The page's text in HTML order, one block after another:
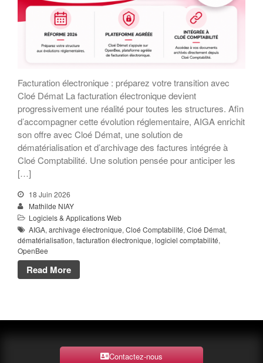
Facturation électronique : préparez votre transition avec
Cloé Démat La facturation électronique devient
progressivement une réalité pour toutes les structures. Afin
d’accompagner cette évolution réglementaire, AIGA enrichit
son offre avec Cloé Démat, une solution de
dématérialisation et d’archivage des factures intégrée à
Cloé Comptabilité. Une solution pensée pour anticiper les
[…]
18 Juin 2026
Mathilde NIAY
Logiciels & Applications Web
AIGA, archivage électronique, Cloé Comptabilité, Cloé Démat,
dématérialisation, facturation électronique, logiciel comptabilité,
OpenBee
Read More
Contactez-nous